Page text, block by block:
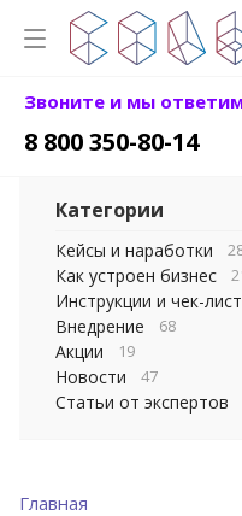
Звоните и мы
8 800 350-80-14
Главная
Категории
Кейсы и наработки
Как устроен бизнес
Инструкции и чек-
Внедрение 68
Акции 19
Новости 47
Статьи от экспертов